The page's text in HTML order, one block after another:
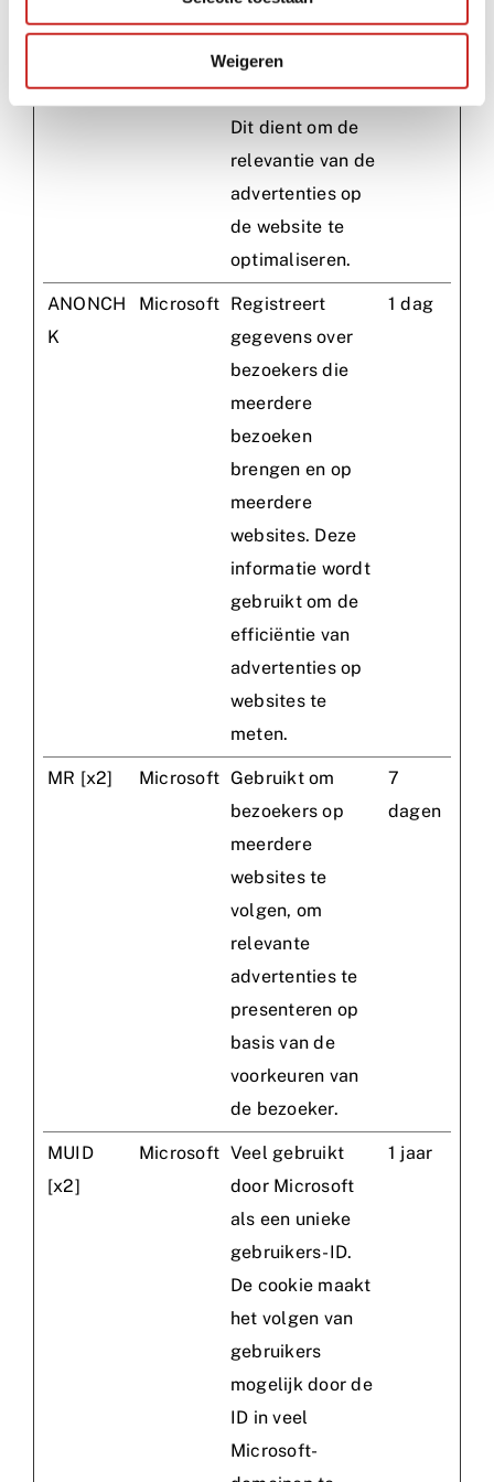
Weigeren
gebruiker en de
advertentiebanne
rs op de website -
Dit dient om de
relevantie van de
advertenties op
de website te
optimaliseren.
ANONCH
K
Microsoft Registreert
gegevens over
bezoekers die
meerdere
bezoeken
brengen en op
meerdere
websites. Deze
informatie wordt
gebruikt om de
efficiëntie van
advertenties op
websites te
meten.
1 dag
MR [x2] Microsoft Gebruikt om
bezoekers op
meerdere
websites te
volgen, om
relevante
advertenties te
presenteren op
basis van de
voorkeuren van
de bezoeker.
7
dagen
MUID
[x2]
Microsoft Veel gebruikt
door Microsoft
als een unieke
gebruikers-ID.
De cookie maakt
het volgen van
gebruikers
mogelijk door de
ID in veel
Microsoft-
1 jaar